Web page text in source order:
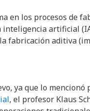
en los procesos de
inteligencia artificial
fabricación aditiva
ya que lo
, el profesor Klaus